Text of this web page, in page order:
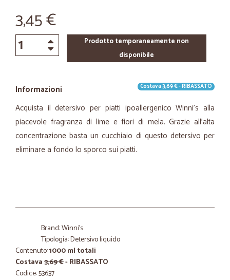
3,45 €
Prodotto temporaneamente non
disponibile
Informazioni Costava3,69 €- RIBASSATO
Acquista il detersivo per piatti ipoallergenico Winni's alla
piacevole fragranza di lime e fiori di mela. Grazie all'alta
concentrazione basta un cucchiaio di questo detersivo per
eliminare a fondo lo sporco sui piatti.
Brand: Winni's
Tipologia: Detersivo liquido
Contenuto:1000 ml totali
Costava3,69 €- RIBASSATO
Codice: 53637